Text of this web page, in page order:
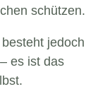
schützen.
jedoch
es ist das